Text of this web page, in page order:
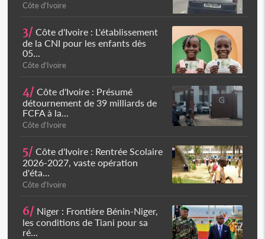
Côte d'Ivoire
3/ Côte d'Ivoire : L'établissement
de la CNI pour les enfants dès
05...
Côte d'Ivoire
4/ Côte d'Ivoire : Présumé
détournement de 39 milliards de
FCFA à la...
Côte d'Ivoire
5/ Côte d'Ivoire : Rentrée Scolaire
2026-2027, vaste opération
d'éta...
Côte d'Ivoire
6/ Niger : Frontière Bénin-Niger,
les conditions de Tiani pour sa
ré...